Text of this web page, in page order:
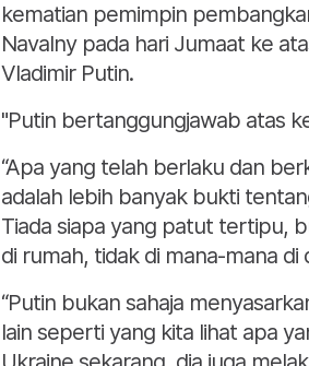
kematian pemimpin
Navalny pada hari Jumaat ke
Vladimir Putin.
"Putin bertanggungjawab atas
“Apa yang telah berlaku dan
adalah lebih banyak bukti
Tiada siapa yang patut tertipu,
di rumah, tidak di mana-mana di
“Putin bukan sahaja
lain seperti yang kita lihat apa